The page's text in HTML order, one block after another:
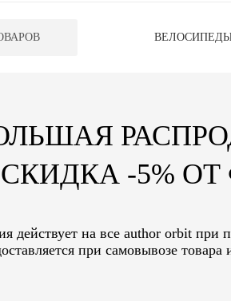
-5%
действует на все author orbit при
при самовывозе товара